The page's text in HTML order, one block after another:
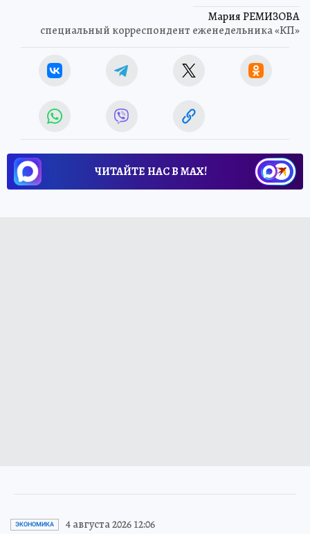
Мария РЕМИЗОВА
специальный корреспондент еженедельника «КП»
ЧИТАЙТЕ НАС В МАХ!
ЭКОНОМИКА 4 августа 2026 12:06